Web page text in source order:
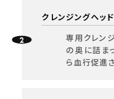
クレンジングヘッ
専用クレン
の奥に詰ま
ら血行促進